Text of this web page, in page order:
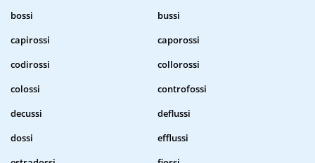
bossi
bussi
capirossi
caporossi
codirossi
collorossi
colossi
controfossi
decussi
deflussi
dossi
efflussi